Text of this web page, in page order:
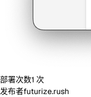
部署次数1 次
发布者futurize.rush